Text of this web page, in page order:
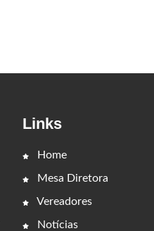
Links
Home
Mesa Diretora
Vereadores
Notícias